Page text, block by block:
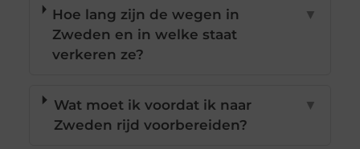
Hoe lang zijn de wegen in
Zweden en in welke staat
verkeren ze?
▼
Wat moet ik voordat ik naar
Zweden rijd voorbereiden?
▼